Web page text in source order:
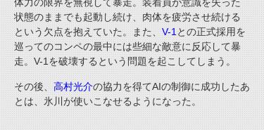
状態のままでも起動し続け、肉体を疲労させ続ける
という欠点を抱えていた。また、 V-1 との正式採用を
巡ってのコンペの最中には些細な敵意に反応して暴
走。 V-1 を破壊するという問題を起こしてしまう。
その後、 高村光介の協力を得てAIの制御に成功したあ
とは、氷川が使いこなせるようになった。